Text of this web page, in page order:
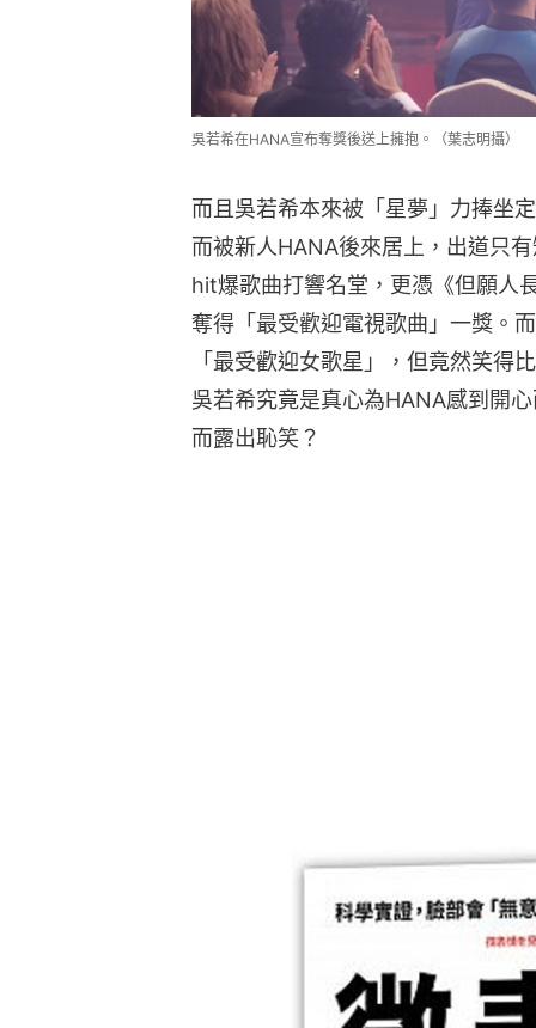
吳若希在HANA宣布奪獎後送上擁抱。（葉志明攝）
而且吳若希本來被「星夢」力捧坐
而被新人HANA後來居上，出道只
hit爆歌曲打響名堂，更憑《但願人
奪得「最受歡迎電視歌曲」一獎。
「最受歡迎女歌星」，但竟然笑得
吳若希究竟是真心為HANA感到開
而露出恥笑？